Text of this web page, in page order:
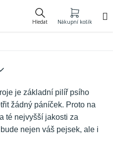
Hledat Nákupní košík
je základní pilíř psího
žádný páníček. Proto na
té nejvyšší jakosti za
nejen váš pejsek, ale i